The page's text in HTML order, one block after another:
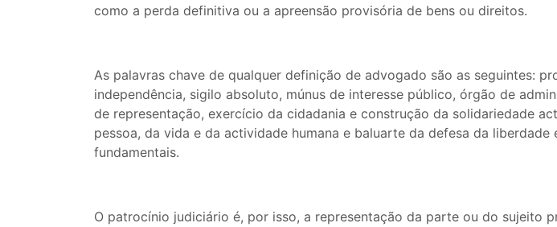
como a perda definitiva ou a apreensão provisória de bens ou direitos.
As palavras chave de qualquer definição de advogado são as seguintes:
independência, sigilo absoluto, múnus de interesse público, órgão de
de representação, exercício da cidadania e construção da solidariedade
pessoa, da vida e da actividade humana e baluarte da defesa da liberdade
fundamentais.
O patrocínio judiciário é, por isso, a representação da parte ou do sujeito